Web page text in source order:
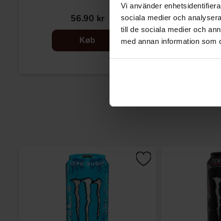
Vi använder
sociala medier och
till de sociala medier och
med annan information som
56.90 kr
Køb